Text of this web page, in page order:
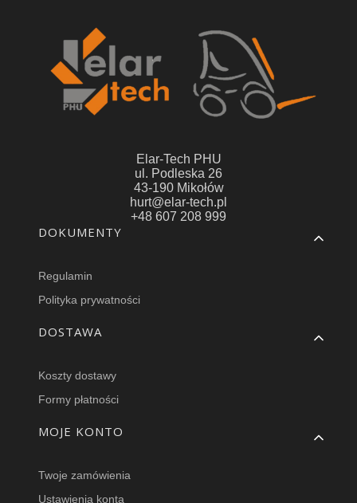
Elar-Tech PHU
ul. Podleska 26
43-190 Mikołów
hurt@elar-tech.pl
+48 607 208 999
Linki w stopce
DOKUMENTY
Regulamin
Polityka prywatności
DOSTAWA
Koszty dostawy
Formy płatności
MOJE KONTO
Twoje zamówienia
Ustawienia konta